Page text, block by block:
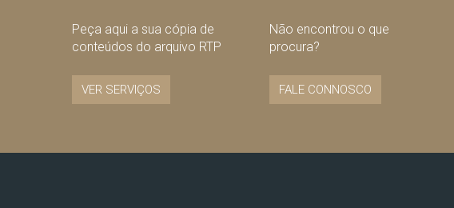
Peça aqui a sua cópia de
conteúdos do arquivo RTP
VER SERVIÇOS
Não encontrou o que
procura?
FALE CONNOSCO